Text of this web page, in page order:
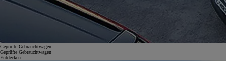
Geprüfte Gebrauchtwagen
Geprüfte Gebrauchtwagen
Entdecken